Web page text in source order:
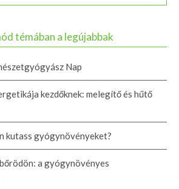
témában a legújabbak
Nap
kezdőknek: melegítő és hűtő
kutass gyógynövényeket?
a gyógynövényes